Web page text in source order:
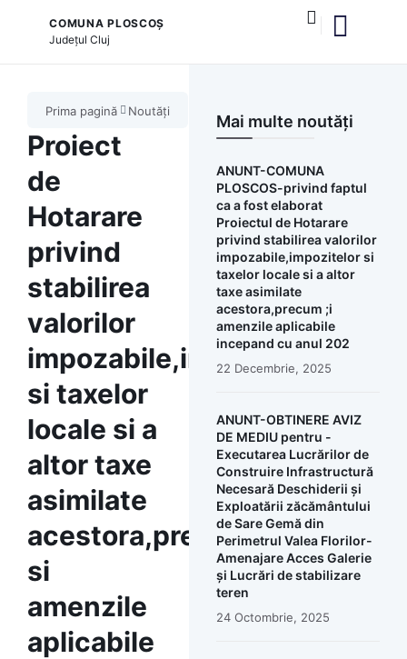
COMUNA PLOSCOȘ
JudețulCluj
Prima pagină Noutăți
Proiect
de
Hotarare
privind
stabilirea
valorilor
impozabile,impozitelor
si taxelor
locale si a
altor taxe
asimilate
acestora,precum
si
amenzile
aplicabile
Mai multe noutăți
ANUNT-COMUNA
PLOSCOS-privind faptul
ca a fost elaborat
Proiectul de Hotarare
privind stabilirea valorilor
impozabile,impozitelor si
taxelor locale si a altor
taxe asimilate
acestora,precum ;i
amenzile aplicabile
incepand cu anul 202
22 Decembrie, 2025
ANUNT-OBTINERE AVIZ
DE MEDIU pentru -
Executarea Lucrărilor de
Construire Infrastructură
Necesară Deschiderii și
Exploatării zăcământului
de Sare Gemă din
Perimetrul Valea Florilor-
Amenajare Acces Galerie
și Lucrări de stabilizare
teren
24 Octombrie, 2025